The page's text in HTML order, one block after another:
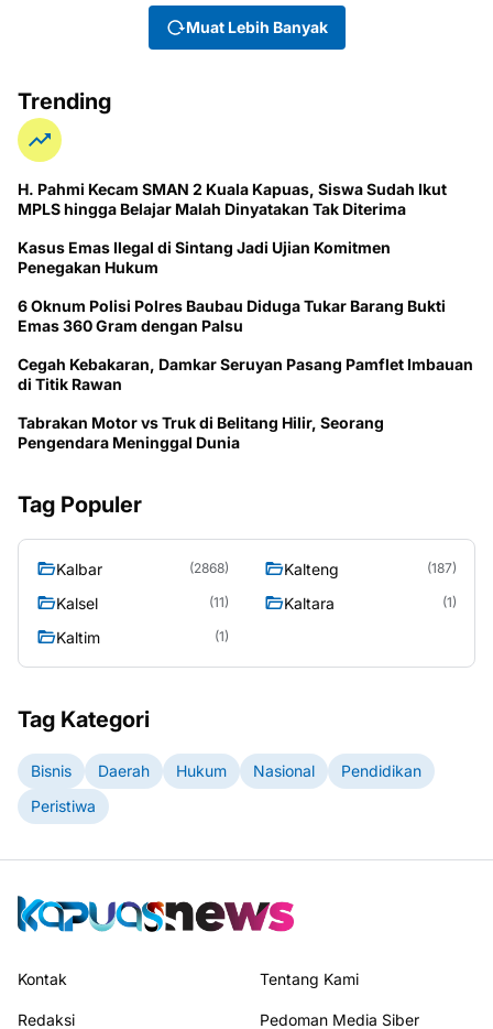
Muat Lebih Banyak
Trending
H. Pahmi Kecam SMAN 2 Kuala Kapuas, Siswa Sudah Ikut
MPLS hingga Belajar Malah Dinyatakan Tak Diterima
Kasus Emas Ilegal di Sintang Jadi Ujian Komitmen
Penegakan Hukum
6 Oknum Polisi Polres Baubau Diduga Tukar Barang Bukti
Emas 360 Gram dengan Palsu
Cegah Kebakaran, Damkar Seruyan Pasang Pamflet Imbauan
di Titik Rawan
Tabrakan Motor vs Truk di Belitang Hilir, Seorang
Pengendara Meninggal Dunia
Tag Populer
Kalbar (2868) Kalteng (187)
Kalsel (11) Kaltara (1)
Kaltim (1)
Tag Kategori
Bisnis Daerah Hukum Nasional
Pendidikan
Peristiwa
Kontak Tentang Kami
Redaksi Pedoman Media Siber